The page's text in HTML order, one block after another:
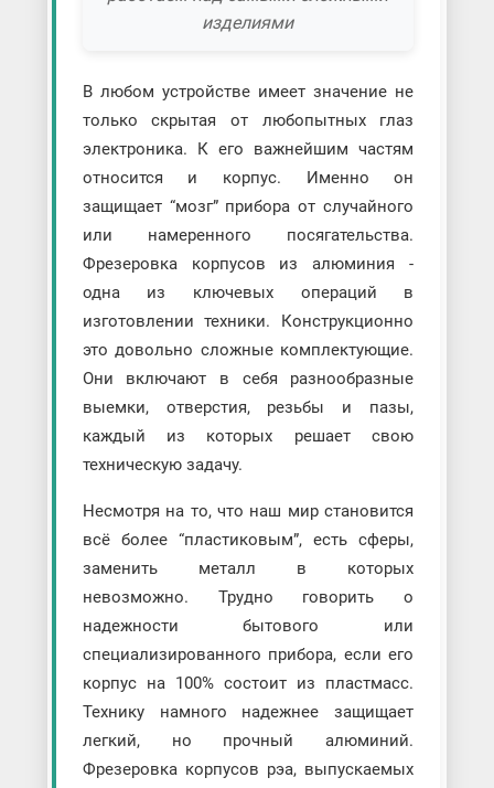
изделиями
В любом устройстве имеет значение не
только скрытая от любопытных глаз
электроника. К его важнейшим частям
относится и корпус. Именно он
защищает “мозг” прибора от случайного
или намеренного посягательства.
Фрезеровка корпусов из алюминия -
одна из ключевых операций в
изготовлении техники. Конструкционно
это довольно сложные комплектующие.
Они включают в себя разнообразные
выемки, отверстия, резьбы и пазы,
каждый из которых решает свою
техническую задачу.
Несмотря на то, что наш мир становится
всё более “пластиковым”, есть сферы,
заменить металл в которых
невозможно. Трудно говорить о
надежности бытового или
специализированного прибора, если его
корпус на 100% состоит из пластмасс.
Технику намного надежнее защищает
легкий, но прочный алюминий.
Фрезеровка корпусов рэа, выпускаемых